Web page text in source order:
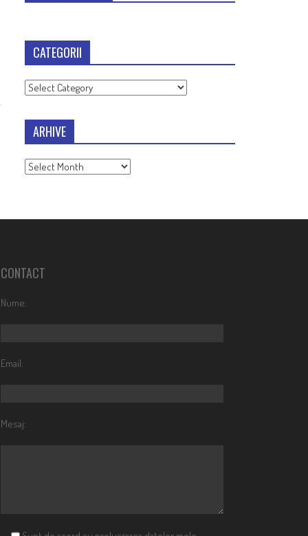
CATEGORII
Categorii
ARHIVE
Arhive
CONTACT
Nume:
Email:
Mesaj: